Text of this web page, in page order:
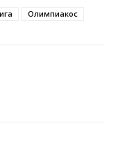
Олимпиакос